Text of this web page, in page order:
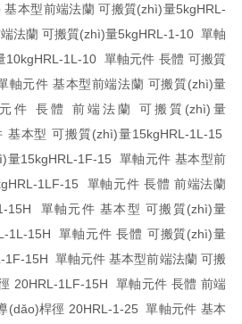
本型前端法蘭 可搬質(zhì)量5kgHRL-
法蘭 可搬質(zhì)量5kgHRL-1-10 單軸
10kgHRL-1L-10 單軸元件 長體 可搬質
軸元件 基本型前端法蘭 可搬質(zhì)量
件 長體 前端法蘭 可搬質(zhì)量
基本型 可搬質(zhì)量15kgHRL-1L-15
量15kgHRL-1F-15 單軸元件 基本型前
HRL-1LF-15 單軸元件 長體 前端法蘭
15H 單軸元件 基本型 可搬質(zhì)量
1L-15H 單軸元件 長體 可搬質(zhì)量
1F-15H 單軸元件 基本型前端法蘭 可搬
20HRL-1LF-15H 單軸元件 長體 前端
(dǎo)桿徑 20HRL-1-25 單軸元件 基本